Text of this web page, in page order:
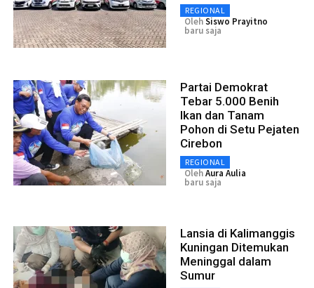
REGIONAL
OlehSiswo Prayitno
baru saja
Partai Demokrat
Tebar 5.000 Benih
Ikan dan Tanam
Pohon di Setu Pejaten
Cirebon
REGIONAL
OlehAura Aulia
baru saja
Lansia di Kalimanggis
Kuningan Ditemukan
Meninggal dalam
Sumur